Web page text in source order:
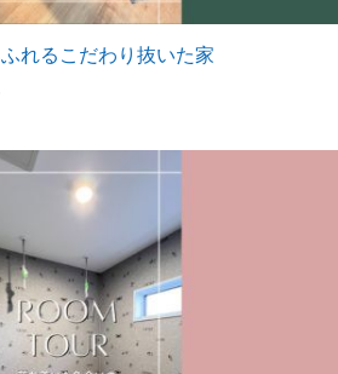
れるこだわり抜いた家